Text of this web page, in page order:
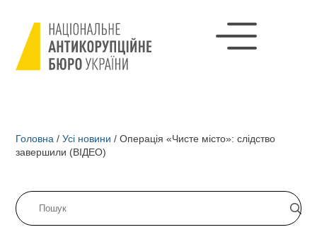
Головна / Усі новини / Операція «Чисте місто»: слідство
завершили (ВІДЕО)